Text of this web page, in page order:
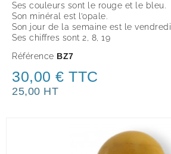
Ses couleurs sont le rouge et le bleu.
Son minéral est
l’opale.
Son jour de la semaine est le vendredi.
Ses chiffres sont 2, 8, 19
Référence BZ7
30,00 € TTC
25,00 HT